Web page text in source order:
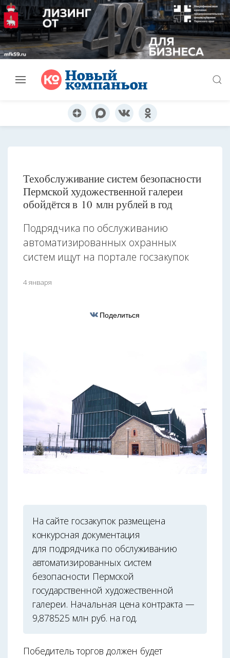
Техобслуживание систем безопасности
Пермской художественной галереи
обойдётся в 10 млн рублей в год
Подрядчика по обслуживанию
автоматизированных охранных
систем ищут на портале госзакупок
4 января
Поделиться
На сайте госзакупок размещена
конкурсная документация
для подрядчика по обслуживанию
автоматизированных систем
безопасности Пермской
государственной художественной
галереи. Начальная цена контракта —
9,878525 млн руб. на год.
Победитель торгов должен будет